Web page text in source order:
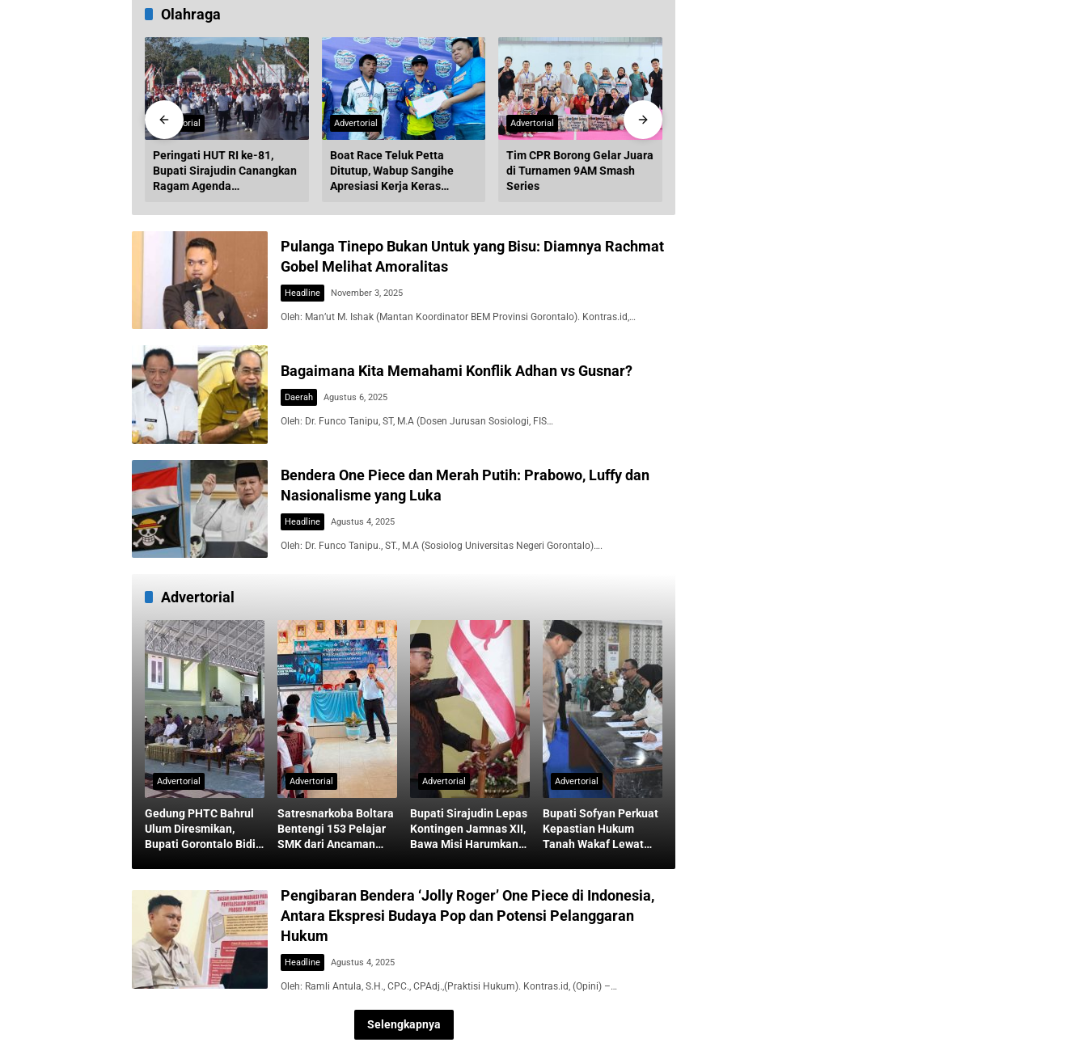
Olahraga
Advertorial
Peringati HUT RI ke-81,
Bupati Sirajudin Canangkan
Ragam Agenda
Advertorial
Boat Race Teluk Petta
Ditutup, Wabup Sangihe
Apresiasi Kerja Keras
Advertorial
Tim CPR Borong Gelar Juara
di Turnamen 9AM Smash
Series
Pulanga Tinepo Bukan Untuk yang Bisu: Diamnya Rachmat
Gobel Melihat Amoralitas
Headline November 3, 2025
Oleh: Man’ut M. Ishak (Mantan Koordinator BEM Provinsi Gorontalo). Kontras.id,…
Bagaimana Kita Memahami Konflik Adhan vs Gusnar?
Daerah Agustus 6, 2025
Oleh: Dr. Funco Tanipu, ST, M.A (Dosen Jurusan Sosiologi, FIS…
Bendera One Piece dan Merah Putih: Prabowo, Luffy dan
Nasionalisme yang Luka
Headline Agustus 4, 2025
Oleh: Dr. Funco Tanipu., ST., M.A (Sosiolog Universitas Negeri Gorontalo)….
Advertorial
Advertorial
Gedung PHTC Bahrul
Ulum Diresmikan,
Bupati Gorontalo Bidik
Advertorial
Satresnarkoba Boltara
Bentengi 153 Pelajar
SMK dari Ancaman
Advertorial
Bupati Sirajudin Lepas
Kontingen Jamnas XII,
Bawa Misi Harumkan
Advertorial
Bupati Sofyan Perkuat
Kepastian Hukum
Tanah Wakaf Lewat
Pengibaran Bendera ‘Jolly Roger’ One Piece di Indonesia,
Antara Ekspresi Budaya Pop dan Potensi Pelanggaran
Hukum
Headline Agustus 4, 2025
Oleh: Ramli Antula, S.H., CPC., CPAdj.,(Praktisi Hukum). Kontras.id, (Opini) –…
Selengkapnya